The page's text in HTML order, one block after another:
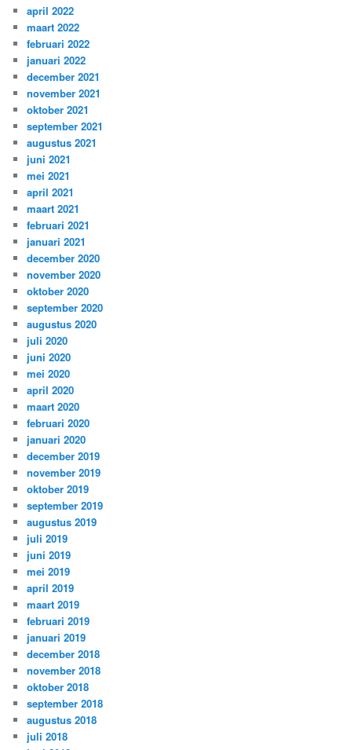
april 2022
maart 2022
februari 2022
januari 2022
december 2021
november 2021
oktober 2021
september 2021
augustus 2021
juni 2021
mei 2021
april 2021
maart 2021
februari 2021
januari 2021
december 2020
november 2020
oktober 2020
september 2020
augustus 2020
juli 2020
juni 2020
mei 2020
april 2020
maart 2020
februari 2020
januari 2020
december 2019
november 2019
oktober 2019
september 2019
augustus 2019
juli 2019
juni 2019
mei 2019
april 2019
maart 2019
februari 2019
januari 2019
december 2018
november 2018
oktober 2018
september 2018
augustus 2018
juli 2018